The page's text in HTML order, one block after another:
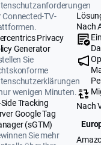
Connected-TV-
Privacy
Generator
Sie
wenigen Minuten.
Tracking
Google Tag
(sGTM)
Sie mehr
Nach
Nach